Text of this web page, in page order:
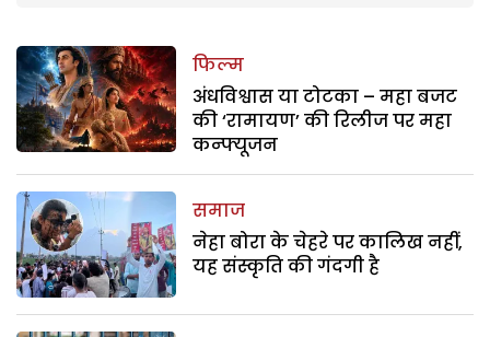
फिल्म
अंधविश्वास या टोटका – महा बजट
की ‘रामायण’ की रिलीज पर महा
कन्फ्यूजन
समाज
नेहा बोरा के चेहरे पर कालिख नहीं,
यह संस्कृति की गंदगी है